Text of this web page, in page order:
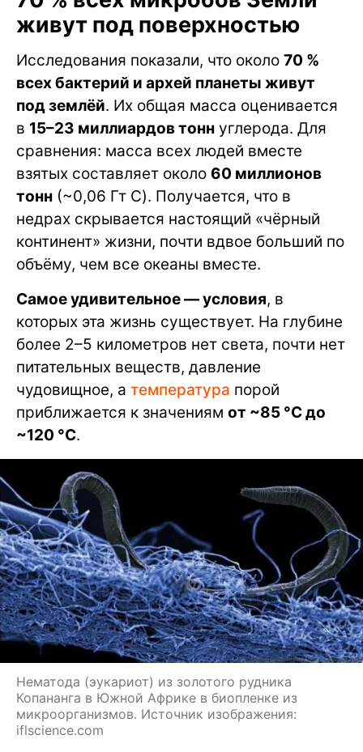
живут под поверхностью
Исследования показали, что около 70 %
всех бактерий и архей планеты живут
под землёй. Их общая масса оценивается
в 15–23 миллиардов тонн углерода. Для
сравнения: масса всех людей вместе
взятых составляет около 60 миллионов
тонн (~0,06 Гт C). Получается, что в
недрах скрывается настоящий «чёрный
континент» жизни, почти вдвое больший по
объёму, чем все океаны вместе.
Самое удивительное — условия, в
которых эта жизнь существует. На глубине
более 2–5 километров нет света, почти нет
питательных веществ, давление
чудовищное, а температура порой
приближается к значениям от ~85 °C до
~120 °C.
Нематода (эукариот) из золотого рудника
Копананга в Южной Африке в биопленке из
микроорганизмов. Источник изображения:
iflscience.com